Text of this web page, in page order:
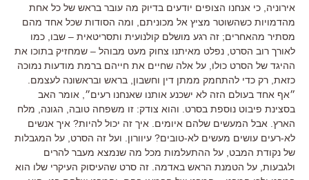
אירוניה, כי אנחנו הצופים יודעים בדיוק מה עובר בראש של כל אחת
מהדמויות כשהשוטר מציץ אל מכוניתם, ומה הסודות שכל אחד מהם
מסתיר מהאחרים; זה רגע מושלם קולנועית ותסריטאית – שבו, כמו
לאורך רוב הסרט, נפלט מאיתנו צחוק מעט מבוהל – שמחזיק בתוכו את
ההיגד של הסרט כולו, על אלה שחיים את חייהם ברמת מודעות נמוכה
כזאת, רק כדי להתחמק ממתן דין וחשבון, בראש ובראשונה לעצמם.
״אף אחד בעולם הזה לא ישכנע אותנו שאנחנו רעים״, אומר האב
בסצינת פיבוט נוספת בסרט. והוא צודק: זו משפחה טובה, הגונה, מלח
הארץ. אבל המעשים שלהם איומים. איך זה יכול להיות? איך אנשים
לא-רעים עושים מעשים לא-טובים? עיוורון. ועל זה הסרט, על המגבלות
של נקודת המבט, על ההתעלמות מכל מה שנמצא מעבר להרים
ולגבעות, על הטמנת הראש באדמה. זה סרט שהעיסוק העיקרי שלו הוא